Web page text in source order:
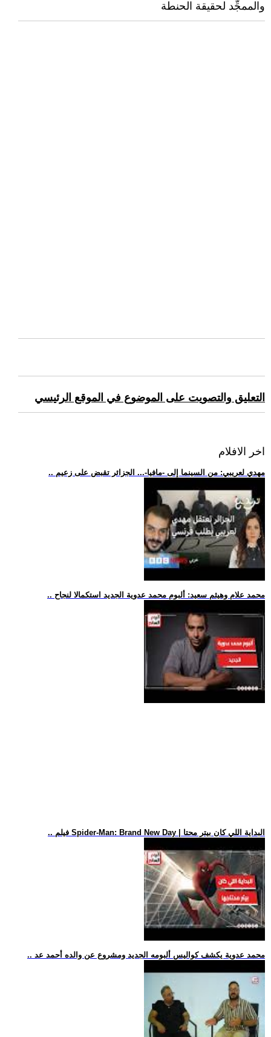
والممجِّد لحقيقة الحنطة
التعليق والتصويت على الموضوع في الموقع الرئيسي
اخر الافلام
.. مهدي لعريبي: من السينما إلى -مافيا-... الجزائر تقبض على زعيم
.. محمد علام وهيثم سعيد: ألبوم محمد عدوية الجديد استكمالا لنجاح
.. فيلم Spider-Man: Brand New Day | البداية اللي كان بيتر محتا
.. محمد عدوية يكشف كواليس ألبومه الجديد ومشروع عن والده أحمد عد